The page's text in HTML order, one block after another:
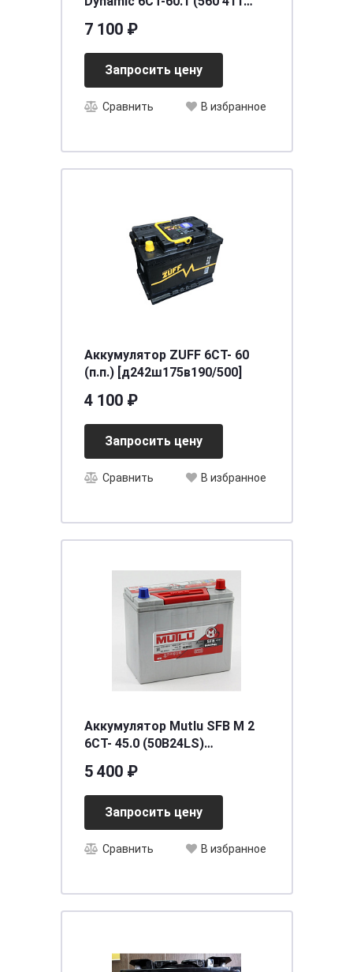
7 100 ₽
Запросить цену
Сравнить В избранное
Аккумулятор ZUFF 6СТ- 60
(п.п.) [д242ш175в190/500]
4 100 ₽
Запросить цену
Сравнить В избранное
Аккумулятор Mutlu SFB M 2
6CT- 45.0 (50B24LS)
5 400 ₽
Запросить цену
Сравнить В избранное